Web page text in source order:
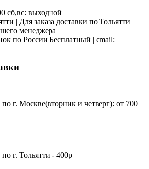
сб,вс: выходной
| Для заказа доставки по Тольятти
менеджера
по России Бесплатный | email:
г. Москве(вторник и четверг): от 700
г. Тольятти - 400р